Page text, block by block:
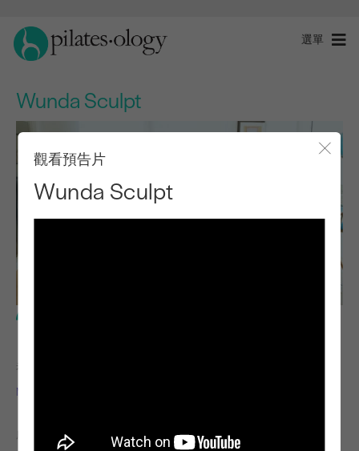
選單
Wunda Sculpt
觀看預告片
Wunda Sculpt
老師
Miguel Silva
所需設備